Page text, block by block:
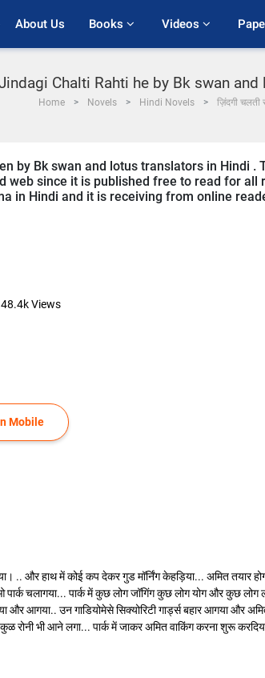
About Us Books Videos
Chalti Rahti he by Bk swan
Home Novels Hindi Novels ज़िंदगी चलती
by Bk swan and lotus translators in Hindi .
web since it is published free to read for all
in Hindi and it is receiving from online
48.4kViews
Mobile
.. और हाथ में कोई कप देकर गुड मॉर्निंग केहड़िया... अमित
चलागया... पार्क में कुछ लोग जॉगिंग कुछ लोग योग और कुछ
और आगया.. उन गाडियोमेसे सिक्योरिटी गार्ड्स बहार आगया और
रोनी भी आने लगा... पार्क में जाकर अमित वाकिंग करना शुरू